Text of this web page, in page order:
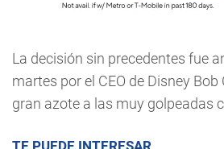
La decisión sin precedentes fue
martes por el CEO de Disney
gran azote a las muy golpeadas
TE PUEDE INTERESAR